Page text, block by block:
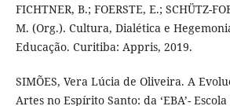
FICHTNER, B.; FOERSTE, E.; SCHÜTZ-
M. (Org.). Cultura, Dialética e
Educação. Curitiba: Appris, 2019.
SIMÕES, Vera Lúcia de Oliveira. A
Artes no Espírito Santo: da ‘EBA’-